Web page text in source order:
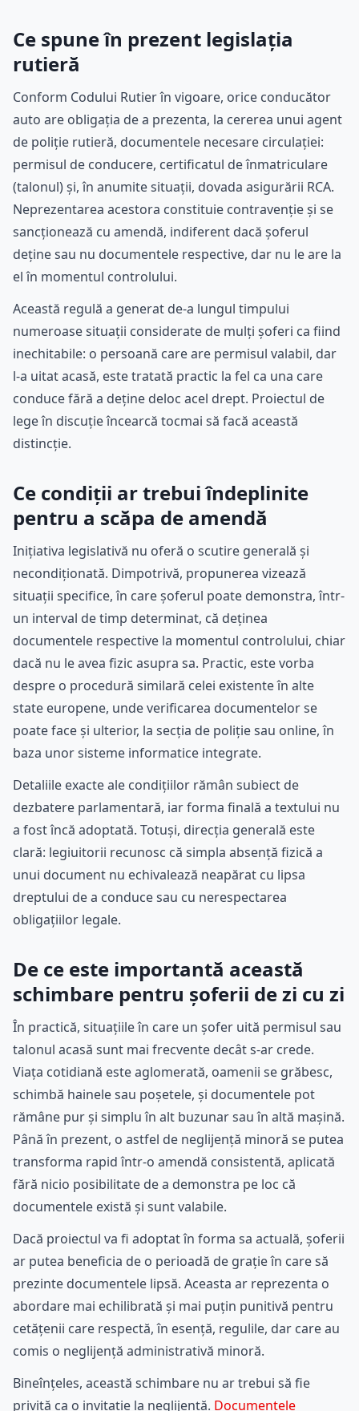
Ce spune în prezent legislația
rutieră
Conform Codului Rutier în vigoare, orice conducător
auto are obligația de a prezenta, la cererea unui agent
de poliție rutieră, documentele necesare circulației:
permisul de conducere, certificatul de înmatriculare
(talonul) și, în anumite situații, dovada asigurării RCA.
Neprezentarea acestora constituie contravenție și se
sancționează cu amendă, indiferent dacă șoferul
deține sau nu documentele respective, dar nu le are la
el în momentul controlului.
Această regulă a generat de-a lungul timpului
numeroase situații considerate de mulți șoferi ca fiind
inechitabile: o persoană care are permisul valabil, dar
l-a uitat acasă, este tratată practic la fel ca una care
conduce fără a deține deloc acel drept. Proiectul de
lege în discuție încearcă tocmai să facă această
distincție.
Ce condiții ar trebui îndeplinite
pentru a scăpa de amendă
Inițiativa legislativă nu oferă o scutire generală și
necondiționată. Dimpotrivă, propunerea vizează
situații specifice, în care șoferul poate demonstra, într-
un interval de timp determinat, că deținea
documentele respective la momentul controlului, chiar
dacă nu le avea fizic asupra sa. Practic, este vorba
despre o procedură similară celei existente în alte
state europene, unde verificarea documentelor se
poate face și ulterior, la secția de poliție sau online, în
baza unor sisteme informatice integrate.
Detaliile exacte ale condițiilor rămân subiect de
dezbatere parlamentară, iar forma finală a textului nu
a fost încă adoptată. Totuși, direcția generală este
clară: legiuitorii recunosc că simpla absență fizică a
unui document nu echivalează neapărat cu lipsa
dreptului de a conduce sau cu nerespectarea
obligațiilor legale.
De ce este importantă această
schimbare pentru șoferii de zi cu zi
În practică, situațiile în care un șofer uită permisul sau
talonul acasă sunt mai frecvente decât s-ar crede.
Viața cotidiană este aglomerată, oamenii se grăbesc,
schimbă hainele sau poșetele, și documentele pot
rămâne pur și simplu în alt buzunar sau în altă mașină.
Până în prezent, o astfel de neglijență minoră se putea
transforma rapid într-o amendă consistentă, aplicată
fără nicio posibilitate de a demonstra pe loc că
documentele există și sunt valabile.
Dacă proiectul va fi adoptat în forma sa actuală, șoferii
ar putea beneficia de o perioadă de grație în care să
prezinte documentele lipsă. Aceasta ar reprezenta o
abordare mai echilibrată și mai puțin punitivă pentru
cetățenii care respectă, în esență, regulile, dar care au
comis o neglijență administrativă minoră.
Bineînțeles, această schimbare nu ar trebui să fie
privită ca o invitație la neglijență. Documentele